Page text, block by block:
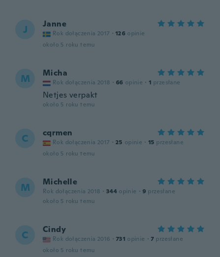
J Janne
Rok dołączenia 2017 · 126 opinie
około 5 roku temu
M Micha
Rok dołączenia 2018 · 66 opinie · 1 przesłane
Netjes verpakt
około 5 roku temu
C cqrmen
Rok dołączenia 2017 · 25 opinie · 15 przesłane
około 5 roku temu
M Michelle
Rok dołączenia 2018 · 344 opinie · 9 przesłane
około 5 roku temu
C Cindy
Rok dołączenia 2016 · 731 opinie · 7 przesłane
około 5 roku temu